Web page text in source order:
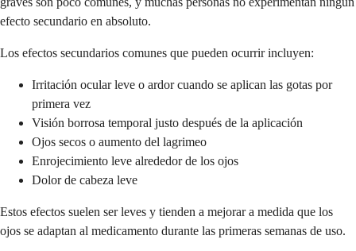
efecto secundario en absoluto.
Los efectos secundarios comunes que pueden ocurrir incluyen:
Irritación ocular leve o ardor cuando se aplican las gotas por
primera vez
Visión borrosa temporal justo después de la aplicación
Ojos secos o aumento del lagrimeo
Enrojecimiento leve alrededor de los ojos
Dolor de cabeza leve
Estos efectos suelen ser leves y tienden a mejorar a medida que los
ojos se adaptan al medicamento durante las primeras semanas de uso.